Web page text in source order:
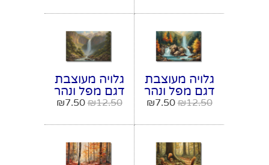
גלויה מעוצבת
דגם מפל ונהר
ביער מודל
₪12.50
₪7.50
גלויה מעוצבת
דגם מפל ונהר
מודל מספר 4
₪12.50
₪7.50